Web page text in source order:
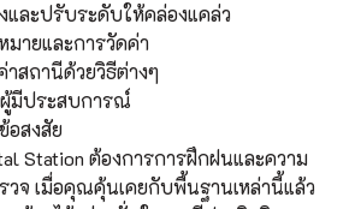
และปรับระดับให้คล่องแคล่ว
มายและการวัดค่า
สถานีด้วยวิธีต่างๆ
มีประสบการณ์
อสงสัย
Station ต้องการการฝึกฝนและความ
วจ เมื่อคุณคุ้นเคยกับพื้นฐานเหล่านี้แล้ว